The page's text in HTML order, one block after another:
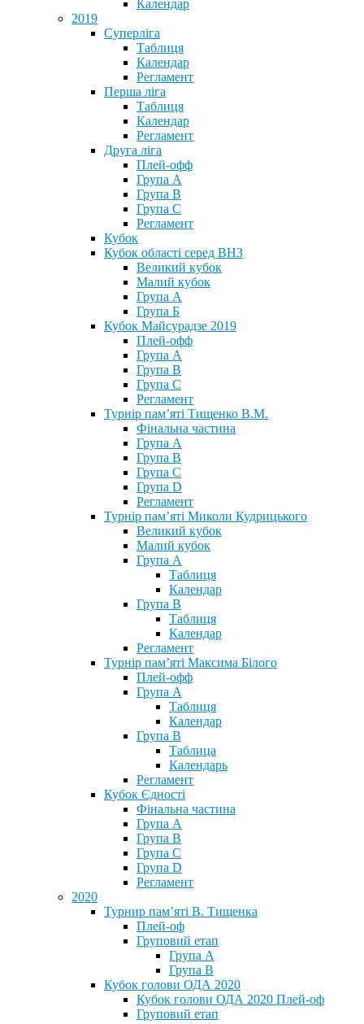
Календар
2019
Суперліга
Таблиця
Календар
Регламент
Перша ліга
Таблиця
Календар
Регламент
Друга ліга
Плей-офф
Група А
Група В
Група С
Регламент
Кубок
Кубок області серед ВНЗ
Великий кубок
Малий кубок
Група А
Група Б
Кубок Майсурадзе 2019
Плей-офф
Група А
Група В
Група С
Регламент
Турнір пам’яті Тищенко В.М.
Фінальна частина
Група А
Група В
Група С
Група D
Регламент
Турнір пам’яті Миколи Кудрицького
Великий кубок
Малий кубок
Група А
Таблиця
Календар
Група В
Таблиця
Календар
Регламент
Турнір пам’яті Максима Білого
Плей-офф
Група А
Таблиця
Календар
Група В
Таблица
Календарь
Регламент
Кубок Єдності
Фінальна частина
Група А
Група В
Група С
Група D
Регламент
2020
Турнир пам’яті В. Тищенка
Плей-оф
Груповий етап
Група А
Група В
Кубок голови ОДА 2020
Кубок голови ОДА 2020 Плей-оф
Груповий етап